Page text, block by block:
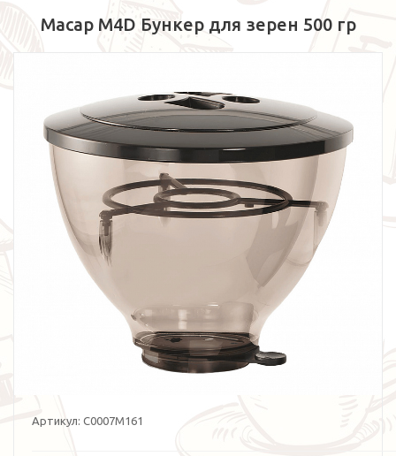
Macap M4D Бункер для зерен 500 гр
Артикул: C0007M161